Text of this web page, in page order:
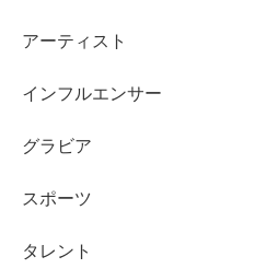
兄 髙橋塁（るい）
髙橋藍（らん）
髙橋莉々（りり）
アーティスト
インフルエンサー
グラビア
スポーツ
タレント